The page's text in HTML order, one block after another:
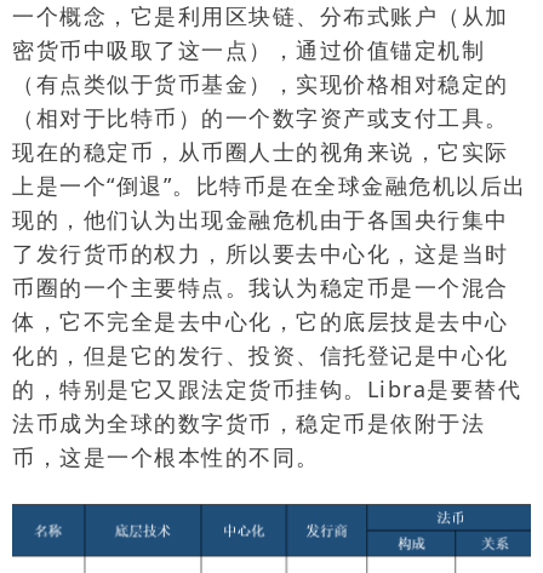
一个概念，它是利用区块链、分布式账户（从加
密货币中吸取了这一点），通过价值锚定机制
（有点类似于货币基金），实现价格相对稳定的
（相对于比特币）的一个数字资产或支付工具。
现在的稳定币，从币圈人士的视角来说，它实际
上是一个“倒退”。比特币是在全球金融危机以后出
现的，他们认为出现金融危机由于各国央行集中
了发行货币的权力，所以要去中心化，这是当时
币圈的一个主要特点。我认为稳定币是一个混合
体，它不完全是去中心化，它的底层技是去中心
化的，但是它的发行、投资、信托登记是中心化
的，特别是它又跟法定货币挂钩。 Libra是要替代
法币成为全球的数字货币，稳定币是依附于法
币，这是一个根本性的不同。